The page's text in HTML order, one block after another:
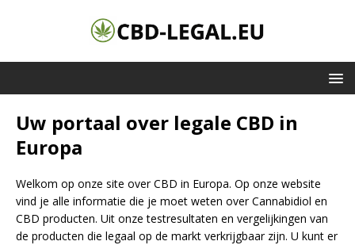
Uw portaal over legale CBD in
Europa
Welkom op onze site over CBD in Europa. Op onze website
vind je alle informatie die je moet weten over Cannabidiol en
CBD producten. Uit onze testresultaten en vergelijkingen van
de producten die legaal op de markt verkrijgbaar zijn. U kunt er